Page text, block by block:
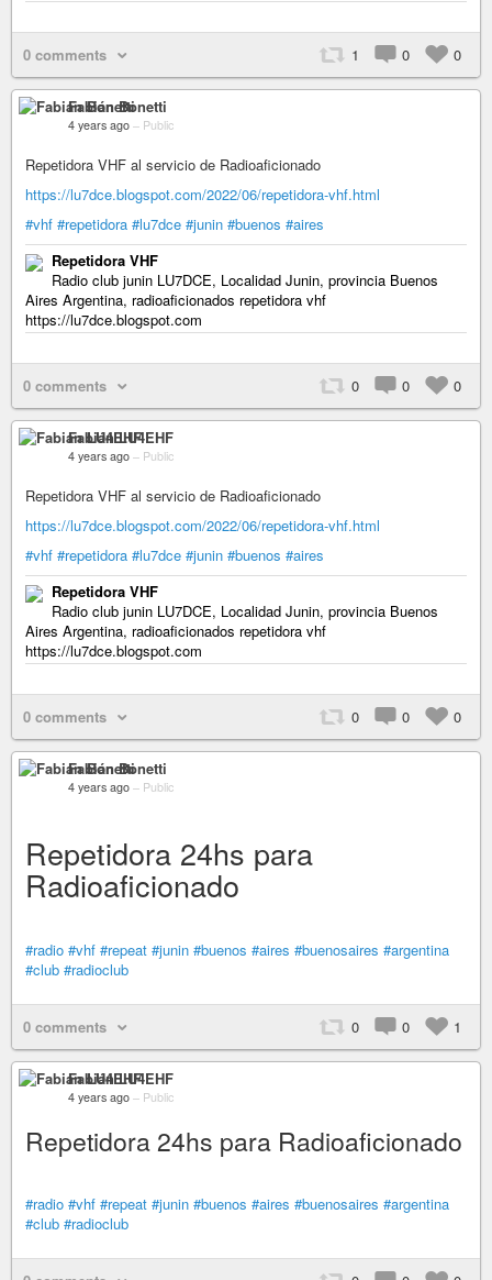
0 comments 1 0 0
Fabián Bonetti
4 years ago – Public
Repetidora VHF al servicio de Radioaficionado
https://lu7dce.blogspot.com/2022/06/repetidora-vhf.html
#vhf #repetidora #lu7dce #junin #buenos #aires
Repetidora VHF
Radio club junin LU7DCE, Localidad Junin, provincia Buenos
Aires Argentina, radioaficionados repetidora vhf
https://lu7dce.blogspot.com
0 comments 0 0 0
Fabián LU4EHF
4 years ago – Public
Repetidora VHF al servicio de Radioaficionado
https://lu7dce.blogspot.com/2022/06/repetidora-vhf.html
#vhf #repetidora #lu7dce #junin #buenos #aires
Repetidora VHF
Radio club junin LU7DCE, Localidad Junin, provincia Buenos
Aires Argentina, radioaficionados repetidora vhf
https://lu7dce.blogspot.com
0 comments 0 0 0
Fabián Bonetti
4 years ago – Public
Repetidora 24hs para
Radioaficionado
#radio #vhf #repeat #junin #buenos #aires #buenosaires #argentina
#club #radioclub
0 comments 0 0 1
Fabián LU4EHF
4 years ago – Public
Repetidora 24hs para Radioaficionado
#radio #vhf #repeat #junin #buenos #aires #buenosaires #argentina
#club #radioclub